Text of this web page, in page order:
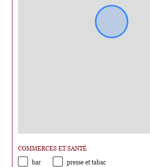
COMMERCES ET SANTÉ
bar
presse et tabac